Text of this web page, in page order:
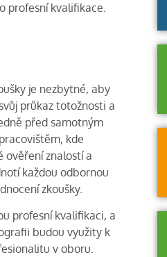
profesní kvalifikace.
je nezbytné, aby
průkaz totožnosti a
před samotným
kde
ověření znalostí a
každou odbornou
zkoušky.
profesní kvalifikaci, a
budou využity k
v oboru.